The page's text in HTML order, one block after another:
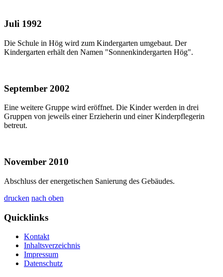
Juli 1992
Die Schule in Hög wird zum Kindergarten umgebaut. Der
Kindergarten erhält den Namen "Sonnenkindergarten Hög".
September 2002
Eine weitere Gruppe wird eröffnet. Die Kinder werden in drei
Gruppen von jeweils einer Erzieherin und einer Kinderpflegerin
betreut.
November 2010
Abschluss der energetischen Sanierung des Gebäudes.
drucken nach oben
Quicklinks
Kontakt
Inhaltsverzeichnis
Impressum
Datenschutz